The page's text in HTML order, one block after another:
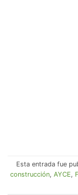
Esta entrada fue
construcción, AYCE,